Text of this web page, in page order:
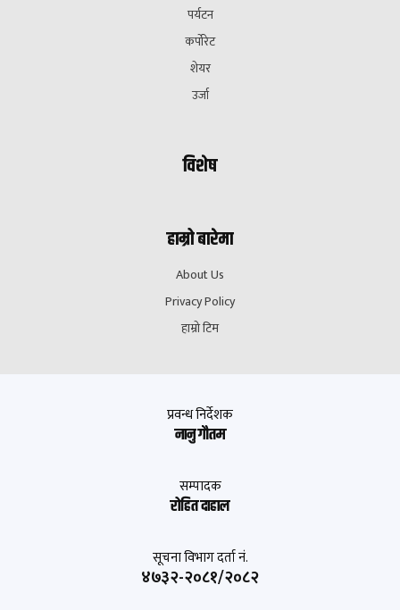
पर्यटन
कर्पोरेट
शेयर
उर्जा
विशेष
हाम्रो बारेमा
About Us
Privacy Policy
हाम्रो टिम
प्रवन्ध निर्देशक
नानु गौतम
सम्पादक
रोहित दाहाल
सूचना विभाग दर्ता नं.
४७३२-२०८१/२०८२